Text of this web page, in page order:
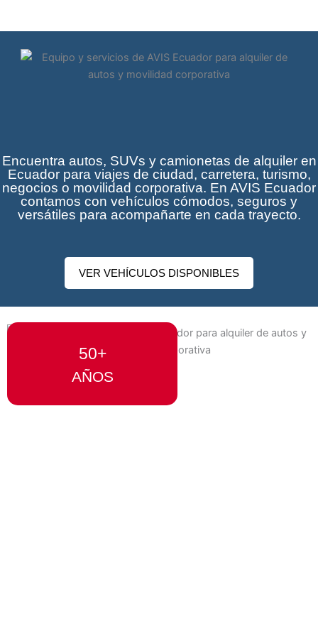
Encuentra autos, SUVs y camionetas de alquiler en
Ecuador para viajes de ciudad, carretera, turismo,
negocios o movilidad corporativa. En AVIS Ecuador
contamos con vehículos cómodos, seguros y
versátiles para acompañarte en cada trayecto.
VER VEHÍCULOS DISPONIBLES
50+
AÑOS